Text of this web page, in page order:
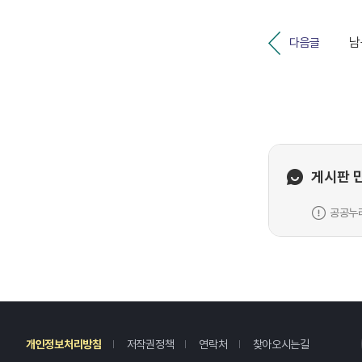
다음글
게시판
공공누
개인정보처리방침 저작권정책 연락처 찾아오시는길